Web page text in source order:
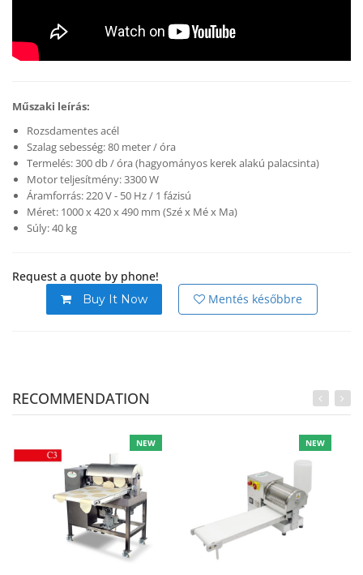
Műszaki leírás:
Rozsdamentes acél
Szalag sebesség: 80 meter / óra
Termelés: 300 db / óra (hagyományos kerek alakú palacsinta)
Motor teljesítmény: 3300 W
Áramforrás: 220 V - 50 Hz / 1 fázisú
Méret: 1000 x 420 x 490 mm (Szé x Mé x Ma)
Súly: 40 kg
Request a quote by phone!
Buy It Now Mentés későbbre
RECOMMENDATION
NEW NEW